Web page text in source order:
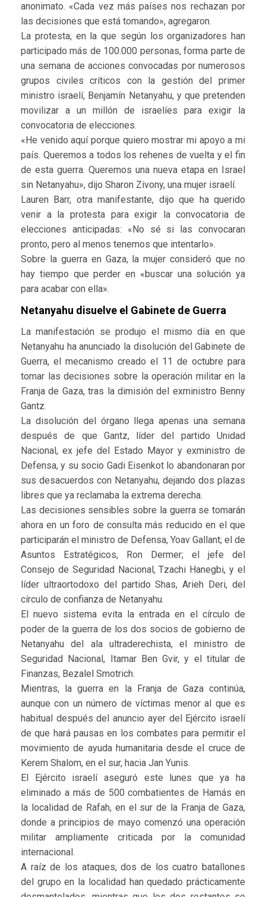
anonimato. «Cada vez más países nos rechazan por
las decisiones que está tomando», agregaron.
La protesta, en la que según los organizadores han
participado más de 100.000 personas, forma parte de
una semana de acciones convocadas por numerosos
grupos civiles críticos con la gestión del primer
ministro israelí, Benjamín Netanyahu, y que pretenden
movilizar a un millón de israelíes para exigir la
convocatoria de elecciones.
«He venido aquí porque quiero mostrar mi apoyo a mi
país. Queremos a todos los rehenes de vuelta y el fin
de esta guerra. Queremos una nueva etapa en Israel
sin Netanyahu», dijo Sharon Zivony, una mujer israelí.
Lauren Barr, otra manifestante, dijo que ha querido
venir a la protesta para exigir la convocatoria de
elecciones anticipadas: «No sé si las convocaran
pronto, pero al menos tenemos que intentarlo».
Sobre la guerra en Gaza, la mujer consideró que no
hay tiempo que perder en «buscar una solución ya
para acabar con ella».
Netanyahu disuelve el Gabinete de Guerra
La manifestación se produjo el mismo día en que
Netanyahu ha anunciado la disolución del Gabinete de
Guerra, el mecanismo creado el 11 de octubre para
tomar las decisiones sobre la operación militar en la
Franja de Gaza, tras la dimisión del exministro Benny
Gantz.
La disolución del órgano llega apenas una semana
después de que Gantz, líder del partido Unidad
Nacional, ex jefe del Estado Mayor y exministro de
Defensa, y su socio Gadi Eisenkot lo abandonaran por
sus desacuerdos con Netanyahu, dejando dos plazas
libres que ya reclamaba la extrema derecha.
Las decisiones sensibles sobre la guerra se tomarán
ahora en un foro de consulta más reducido en el que
participarán el ministro de Defensa, Yoav Gallant; el de
Asuntos Estratégicos, Ron Dermer; el jefe del
Consejo de Seguridad Nacional, Tzachi Hanegbi, y el
líder ultraortodoxo del partido Shas, Arieh Deri, del
círculo de confianza de Netanyahu.
El nuevo sistema evita la entrada en el círculo de
poder de la guerra de los dos socios de gobierno de
Netanyahu del ala ultraderechista, el ministro de
Seguridad Nacional, Itamar Ben Gvir, y el titular de
Finanzas, Bezalel Smotrich.
Mientras, la guerra en la Franja de Gaza continúa,
aunque con un número de víctimas menor al que es
habitual después del anuncio ayer del Ejército israelí
de que hará pausas en los combates para permitir el
movimiento de ayuda humanitaria desde el cruce de
Kerem Shalom, en el sur, hacia Jan Yunis.
El Ejército israelí aseguró este lunes que ya ha
eliminado a más de 500 combatientes de Hamás en
la localidad de Rafah, en el sur de la Franja de Gaza,
donde a principios de mayo comenzó una operación
militar ampliamente criticada por la comunidad
internacional.
A raíz de los ataques, dos de los cuatro batallones
del grupo en la localidad han quedado prácticamente